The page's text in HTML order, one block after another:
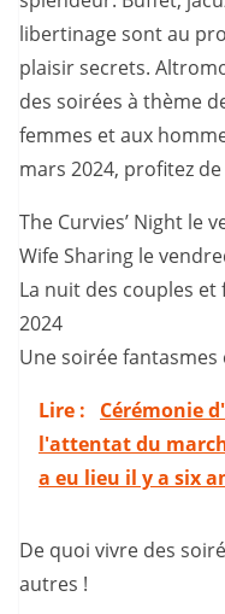
libertinage sont au
plaisir secrets.
des soirées à thème
femmes et aux
mars 2024, profitez
The Curvies’ Night le
Wife Sharing le
La nuit des couples
2024
Une soirée
Lire :
Cérémonie
l'attentat du
a eu lieu il y a six
De quoi vivre des
autres !